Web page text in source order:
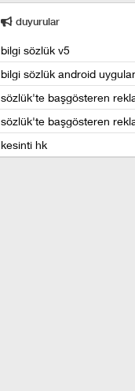
duyurular
bilgi sözlük v5
bilgi sözlük android
sözlük'te başgösteren
sözlük'te başgösteren
kesinti hk